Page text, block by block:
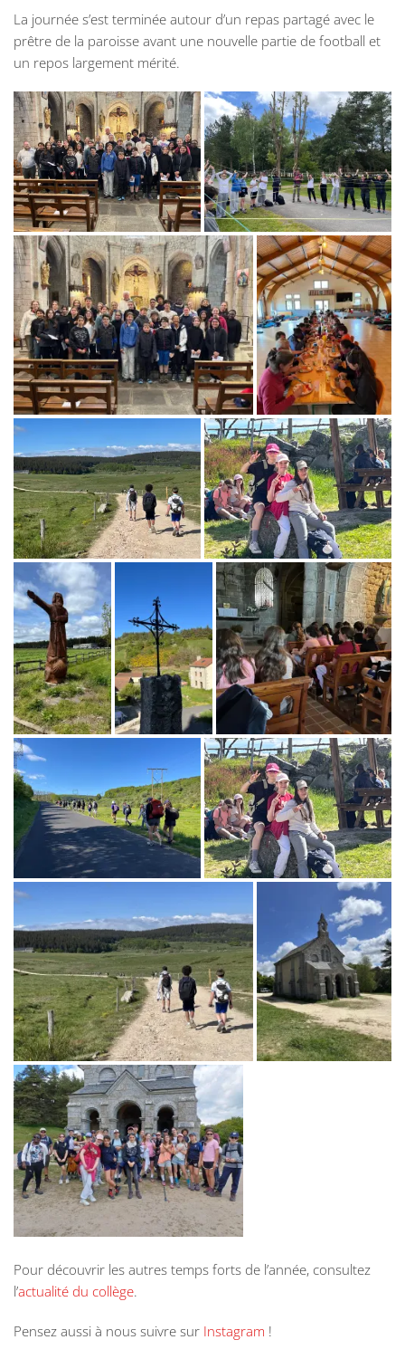
La journée s’est terminée autour d’un repas partagé avec le
prêtre de la paroisse avant une nouvelle partie de football et
un repos largement mérité.
Pour découvrir les autres temps forts de l’année, consultez
l’actualité du collège.
Pensez aussi à nous suivre sur Instagram !